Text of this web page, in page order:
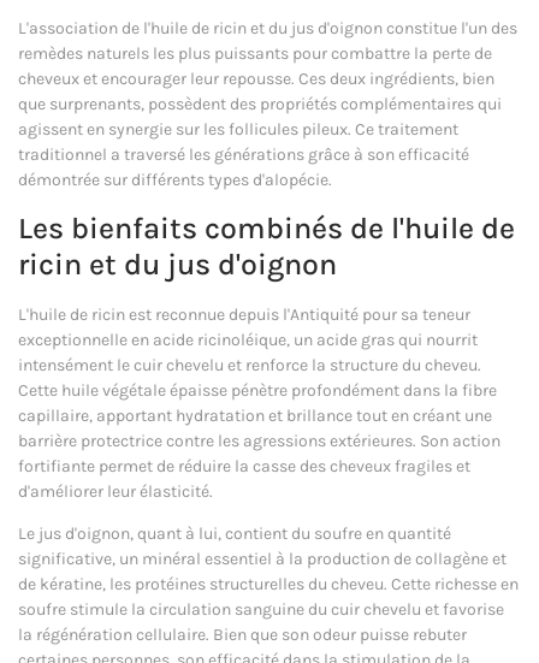
L'association de l'huile de ricin et du jus d'oignon constitue l'un des
remèdes naturels les plus puissants pour combattre la perte de
cheveux et encourager leur repousse. Ces deux ingrédients, bien
que surprenants, possèdent des propriétés complémentaires qui
agissent en synergie sur les follicules pileux. Ce traitement
traditionnel a traversé les générations grâce à son efficacité
démontrée sur différents types d'alopécie.
Les bienfaits combinés de l'huile de
ricin et du jus d'oignon
L'huile de ricin est reconnue depuis l'Antiquité pour sa teneur
exceptionnelle en acide ricinoléique, un acide gras qui nourrit
intensément le cuir chevelu et renforce la structure du cheveu.
Cette huile végétale épaisse pénètre profondément dans la fibre
capillaire, apportant hydratation et brillance tout en créant une
barrière protectrice contre les agressions extérieures. Son action
fortifiante permet de réduire la casse des cheveux fragiles et
d'améliorer leur élasticité.
Le jus d'oignon, quant à lui, contient du soufre en quantité
significative, un minéral essentiel à la production de collagène et
de kératine, les protéines structurelles du cheveu. Cette richesse en
soufre stimule la circulation sanguine du cuir chevelu et favorise
la régénération cellulaire. Bien que son odeur puisse rebuter